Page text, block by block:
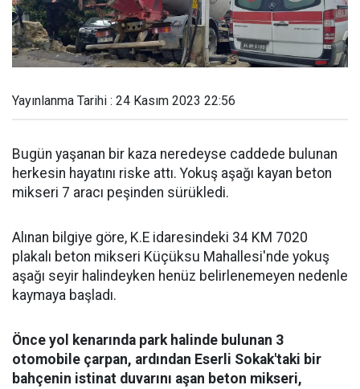
Yayınlanma Tarihi : 24 Kasım 2023 22:56
Bugün yaşanan bir kaza neredeyse caddede bulunan
herkesin hayatını riske attı. Yokuş aşağı kayan beton
mikseri 7 aracı peşinden sürükledi.
Alınan bilgiye göre, K.E idaresindeki 34 KM 7020
plakalı beton mikseri Küçüksu Mahallesi'nde yokuş
aşağı seyir halindeyken henüz belirlenemeyen nedenle
kaymaya başladı.
Önce yol kenarında park halinde bulunan 3
otomobile çarpan, ardından Eserli Sokak'taki bir
bahçenin istinat duvarını aşan beton mikseri,